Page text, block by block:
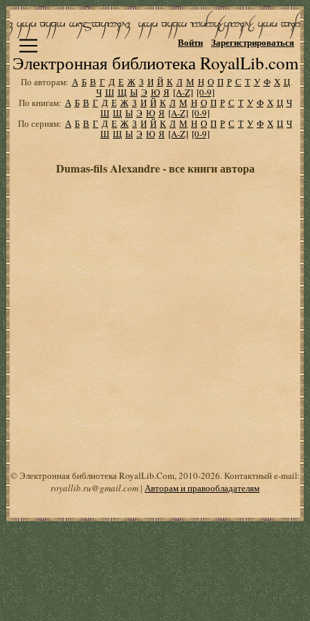
Электронная библиотека RoyalLib.com
Войти Зарегистрироваться
По авторам: А Б В Г Д Е Ж З И Й К Л М Н О П Р С Т У Ф Х Ц
Ч Ш Щ Ы Э Ю Я [A-Z] [0-9]
По книгам: А Б В Г Д Е Ж З И Й К Л М Н О П Р С Т У Ф Х Ц Ч
Ш Щ Ы Э Ю Я [A-Z] [0-9]
По сериям: А Б В Г Д Е Ж З И Й К Л М Н О П Р С Т У Ф Х Ц Ч
Ш Щ Ы Э Ю Я [A-Z] [0-9]
Dumas-fils Alexandre - все книги автора
© Электронная библиотека RoyalLib.Com, 2010-2026. Контактный e-mail:
royallib.ru@gmail.com| Авторам и правообладателям